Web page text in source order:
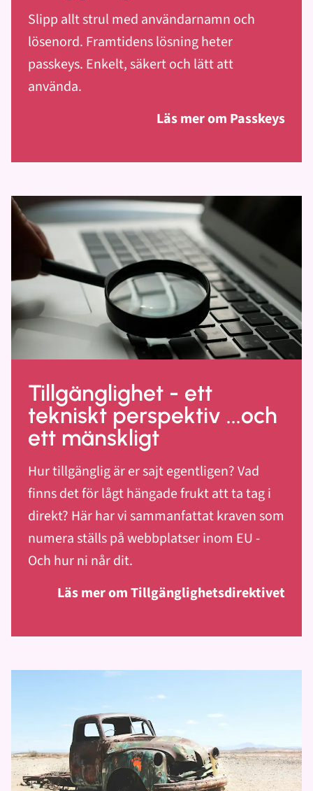
Slipp allt strul med användarnamn och
lösenord. Framtidens lösning heter
passkeys. Enkelt, säkert och lätt att
använda.
Läs mer om Passkeys
Tillgänglighet - ett
tekniskt perspektiv ...och
ett mänskligt
Hur tillgänglig är er sajt egentligen? Vad
finns det för lågt hängade frukt att ta tag i
direkt? Här har vi sammanfattat kraven som
numera ställs på webbplatser inom EU -
Och hur ni når dit.
Läs mer om Tillgänglighetsdirektivet